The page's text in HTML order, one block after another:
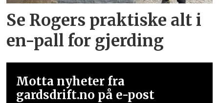
Se Rogers praktiske alt i
en-pall for gjerding
Motta nyheter fra
gardsdrift.no på e-post